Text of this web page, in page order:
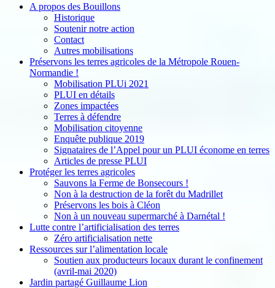
A propos des Bouillons
Historique
Soutenir notre action
Contact
Autres mobilisations
Préservons les terres agricoles de la Métropole Rouen-
Normandie !
Mobilisation PLUi 2021
PLUI en détails
Zones impactées
Terres à défendre
Mobilisation citoyenne
Enquête publique 2019
Signataires de l’Appel pour un PLUI économe en terres
Articles de presse PLUI
Protéger les terres agricoles
Sauvons la Ferme de Bonsecours !
Non à la destruction de la forêt du Madrillet
Préservons les bois à Cléon
Non à un nouveau supermarché à Darnétal !
Lutte contre l’artificialisation des terres
Zéro artificialisation nette
Ressources sur l’alimentation locale
Soutien aux producteurs locaux durant le confinement
(avril-mai 2020)
Jardin partagé Guillaume Lion